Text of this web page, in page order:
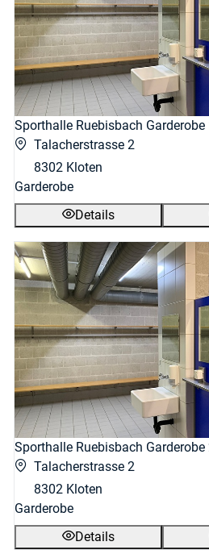
Sporthalle Ruebisbach Garderobe
Talacherstrasse 2
8302 Kloten
Garderobe
Details
Sporthalle Ruebisbach Garderobe
Talacherstrasse 2
8302 Kloten
Garderobe
Details